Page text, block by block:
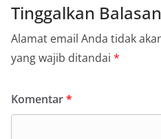
Tinggalkan Balasan
Alamat email Anda tidak
yang wajib ditandai *
Komentar*